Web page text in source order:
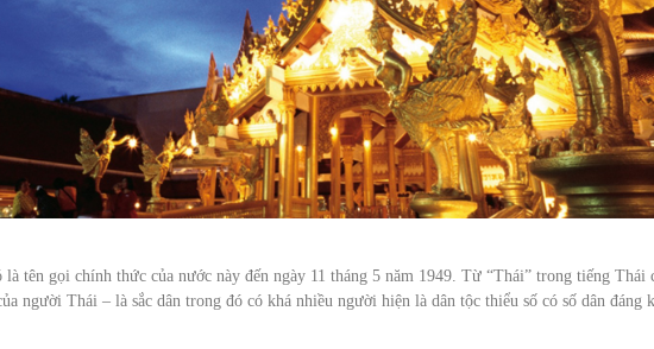
tên gọi chính thức của nước này đến ngày 11 tháng 5 năm 1949. Từ “Thái” trong tiếng Thái
người Thái – là sắc dân trong đó có khá nhiều người hiện là dân tộc thiểu số có số dân đáng